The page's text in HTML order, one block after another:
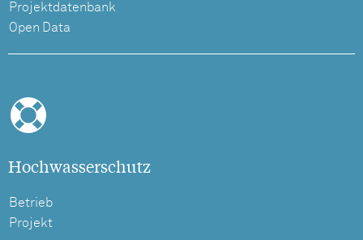
Projektdatenbank
Open Data
Hochwasserschutz
Betrieb
Projekt